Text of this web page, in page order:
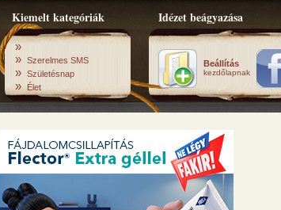
Kiemelt kategóriák
»
» Szerelmes SMS
» Születésnap
» Élet
Idézet beágyazása
Beállítás
kezdőlapnak